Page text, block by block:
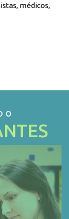
médicos,
o